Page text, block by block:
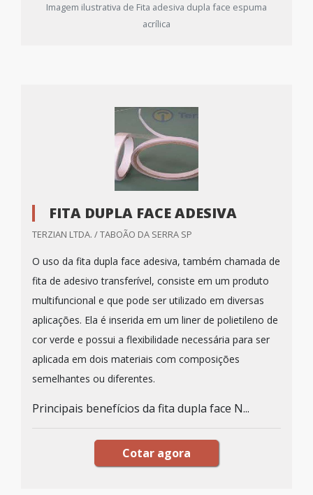
Imagem ilustrativa de Fita adesiva dupla face espuma
acrílica
FITA DUPLA FACE ADESIVA
TERZIAN LTDA. / TABOÃO DA SERRA SP
O uso da fita dupla face adesiva, também chamada de
fita de adesivo transferível, consiste em um produto
multifuncional e que pode ser utilizado em diversas
aplicações. Ela é inserida em um liner de polietileno de
cor verde e possui a flexibilidade necessária para ser
aplicada em dois materiais com composições
semelhantes ou diferentes.
Principais benefícios da fita dupla face N...
Cotar agora